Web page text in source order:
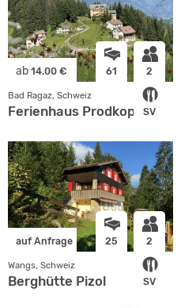
ab 14.00 € 61 2
SV
Bad Ragaz, Schweiz
Ferienhaus Prodkopf
auf Anfrage 25 2
SV
Wangs, Schweiz
Berghütte Pizol